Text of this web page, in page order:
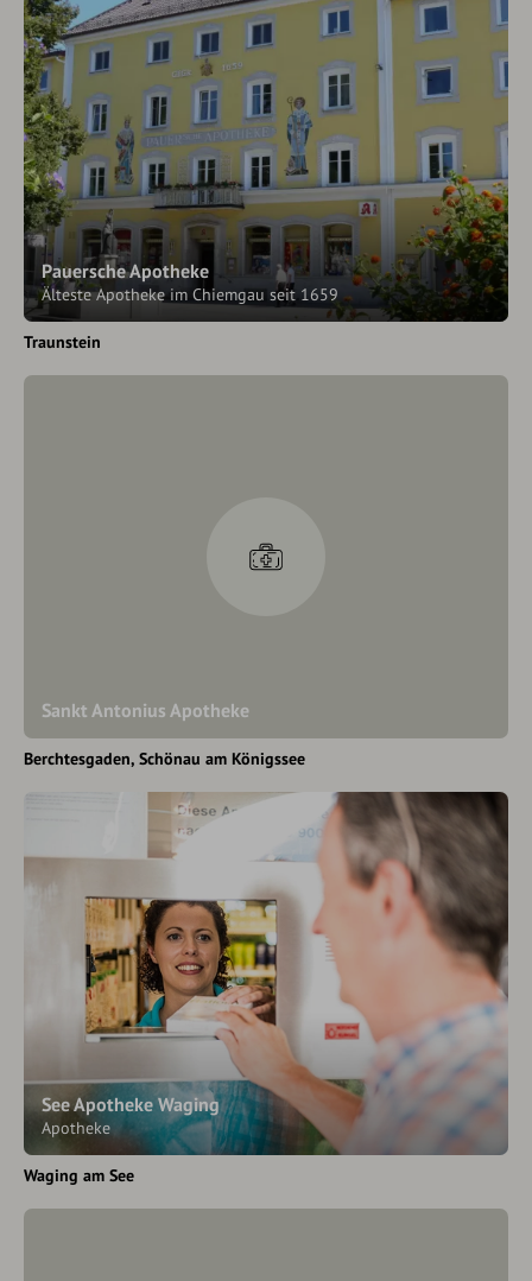
Pauersche Apotheke
Älteste Apotheke im Chiemgau seit 1659
Traunstein
Sankt Antonius Apotheke
Berchtesgaden Schönau am Königssee
See Apotheke Waging
Apotheke
Waging am See